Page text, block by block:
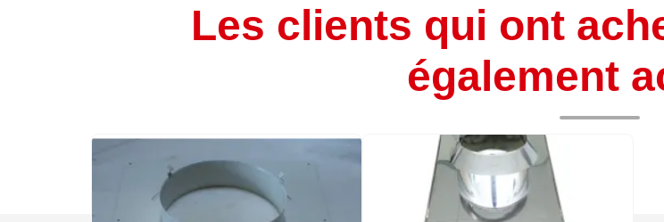
Les clients qui ont
également